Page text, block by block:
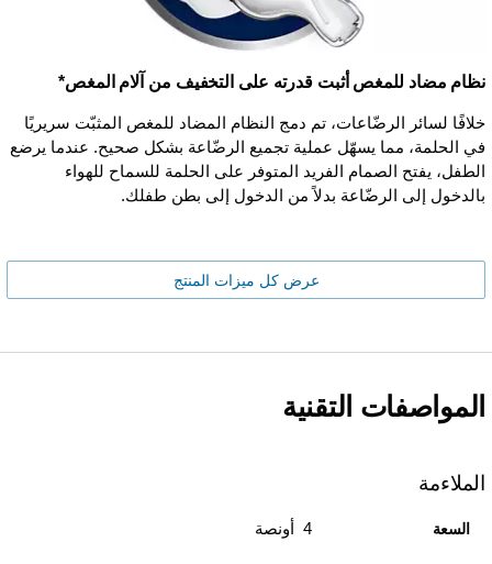
نظام مضاد للمغص أثبت قدرته على التخفيف من آلام المغص*
خلافًا لسائر الرضّاعات، تم دمج النظام المضاد للمغص المثبّت سريريًا
في الحلمة، مما يسهّل عملية تجميع الرضّاعة بشكل صحيح. عندما يرضع
الطفل، يفتح الصمام الفريد المتوفر على الحلمة للسماح للهواء
بالدخول إلى الرضّاعة بدلاً من الدخول إلى بطن طفلك.
عرض كل ميزات المنتج
المواصفات التقنية
الملاءمة
السعة 4 أونصة